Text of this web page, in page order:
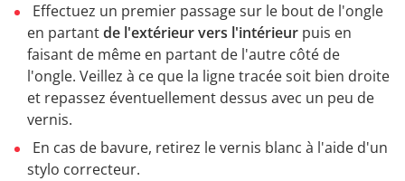
Effectuez un premier passage sur le bout de l'ongle
en partantde l'extérieur vers l'intérieur puis en
faisant de même en partant de l'autre côté de
l'ongle. Veillez à ce que la ligne tracée soit bien droite
et repassez éventuellement dessus avec un peu de
vernis.
En cas de bavure, retirez le vernis blanc à l'aide d'un
stylo correcteur.